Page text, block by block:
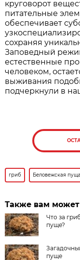
круговорот
питательные
обеспечивает
сохраняя
Заповедный
естественные
человеком,
выживания
подчеркнули в
гриб Беловежская пуща
Также вам
Что за
пуще?
пуще